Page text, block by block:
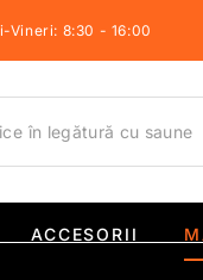
Vineri: 8:30 - 16:00
ACCESORII